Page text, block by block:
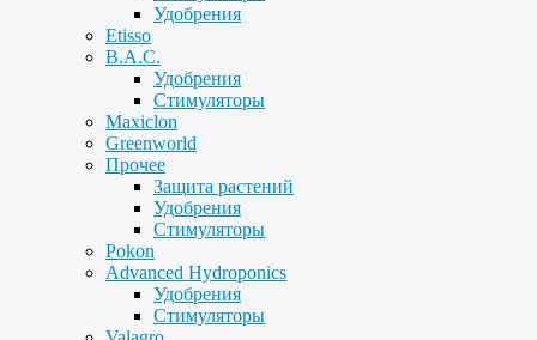
Удобрения
Etisso
B.A.C.
Удобрения
Стимуляторы
Maxiclon
Greenworld
Прочее
Защита растений
Удобрения
Стимуляторы
Pokon
Advanced Hydroponics
Удобрения
Стимуляторы